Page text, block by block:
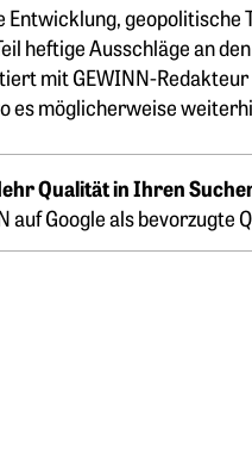
geopolitische
heftige Ausschläge an
mit GEWINN-
es möglicherweise
Qualität in Ihren
auf Google als bevorzugte